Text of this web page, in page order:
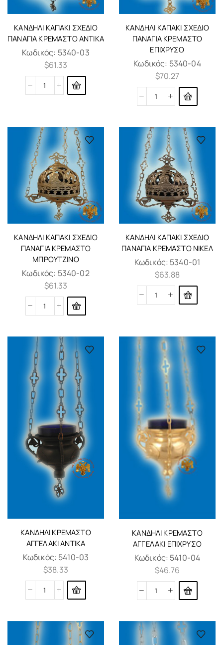
ΚΑΝΔΉΛΙ ΚΑΠΆΚΙ ΣΧΈΔΙΟ
ΠΑΝΑΓΊΑ ΚΡΕΜΑΣΤΟ ΑΝΤΊΚΑ
Κωδικός: 5340-03
$61.33
ΚΑΝΔΉΛΙ ΚΑΠΆΚΙ ΣΧΈΔΙΟ
ΠΑΝΑΓΊΑ ΚΡΕΜΑΣΤΟ
ΕΠΊΧΡΥΣΟ
Κωδικός: 5340-04
$70.27
ΚΑΝΔΉΛΙ ΚΑΠΆΚΙ ΣΧΈΔΙΟ
ΠΑΝΑΓΊΑ ΚΡΕΜΑΣΤΟ
ΜΠΡΟΎΤΖΙΝΟ
Κωδικός: 5340-02
$61.33
ΚΑΝΔΉΛΙ ΚΑΠΆΚΙ ΣΧΈΔΙΟ
ΠΑΝΑΓΊΑ ΚΡΕΜΑΣΤΟ ΝΊΚΕΛ
Κωδικός: 5340-01
$63.88
ΚΑΝΔΉΛΙ ΚΡΕΜΑΣΤΌ
ΑΓΓΕΛΆΚΙ AΝΤΊΚΑ
Κωδικός: 5410-03
$38.33
ΚΑΝΔΉΛΙ ΚΡΕΜΑΣΤΌ
ΑΓΓΕΛΆΚΙ ΕΠΊΧΡΥΣΟ
Κωδικός: 5410-04
$46.76